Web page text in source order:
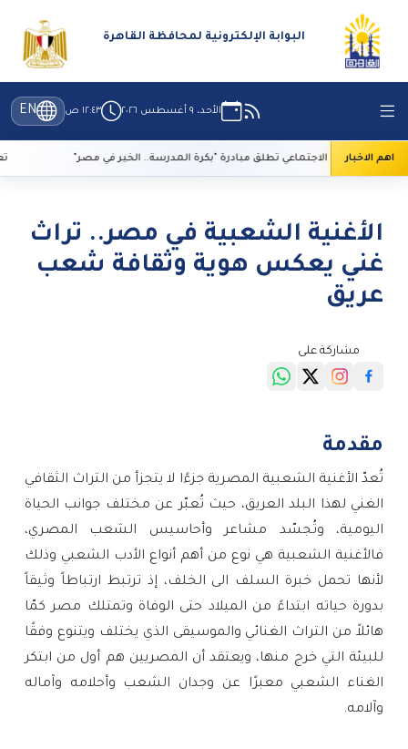
البوابة الإلكترونية لمحافظة القاهرة
الأحد، ٩ أغسطس ٢٠٢٦ ١٢:٤٣ ص EN
اهم الاخبار
الاجتماعي تطلق مبادرة "بكرة المدرسة.. الخير في مصر" تعرف على آليات
الأغنية الشعبية في مصر.. تراث
غني يعكس هوية وثقافة شعب
عريق
مشاركة على
مقدمة
تُعدّ الأغنية الشعبية المصرية جزءًا لا يتجزأ من التراث الثقافي
الغني لهذا البلد العريق، حيث تُعبّر عن مختلف جوانب الحياة
اليومية، وتُجسّد مشاعر وأحاسيس الشعب المصري،
فالأغنية الشعبية هي نوع من أهم أنواع الأدب الشعبي وذلك
لأنها تحمل خبرة السلف الى الخلف، إذ ترتبط ارتباطاً وثيقاً
بدورة حياته ابتداءً من الميلاد حتى الوفاة وتمتلك مصر كمّا
هائلاً من التراث الغنائي والموسيقى الذي يختلف ويتنوع وفقًا
للبيئة التي خرج منها، ويعتقد أن المصريين هم أول من ابتكر
الغناء الشعبي معبرًا عن وجدان الشعب وأحلامه وآماله
وآلامه.